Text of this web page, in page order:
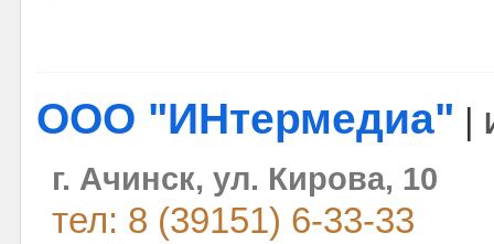
ООО "ИНтермедиа"
г. Ачинск, ул. Кирова, 10
тел: 8 (39151) 6-33-33